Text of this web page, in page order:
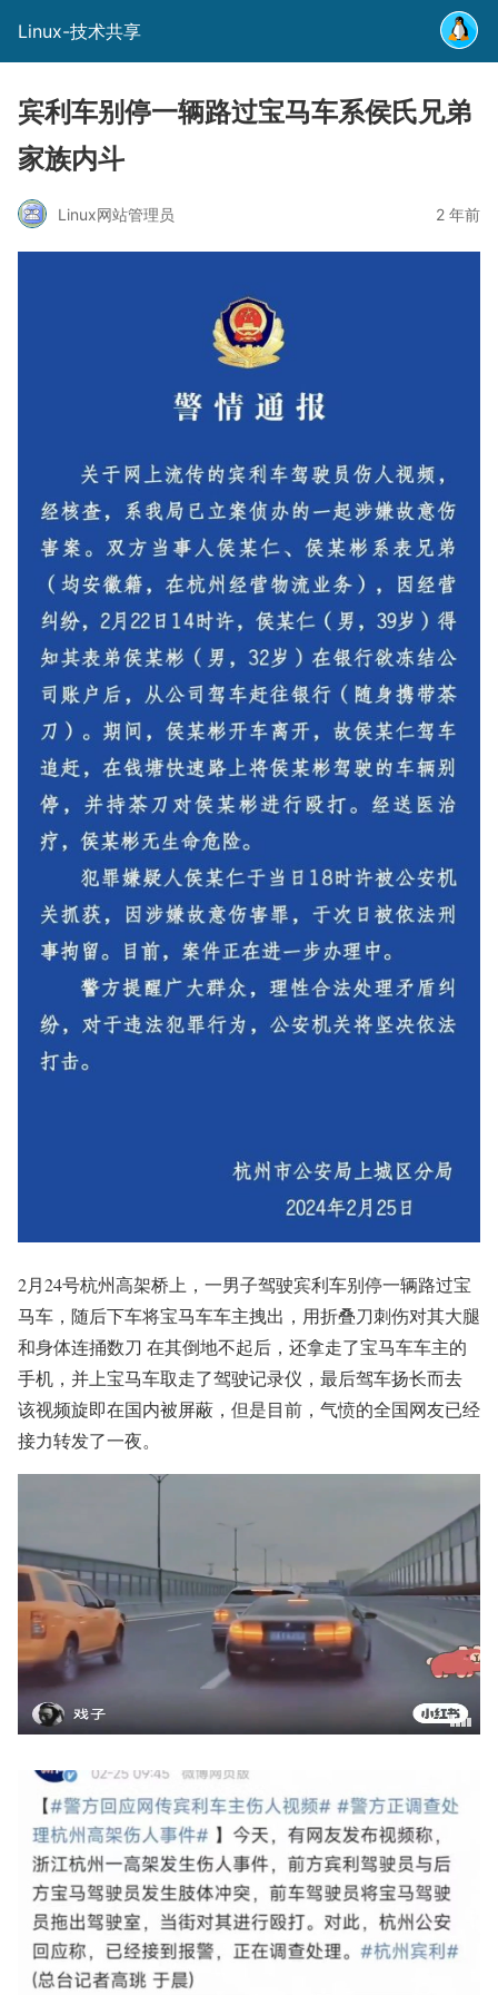
Linux-技术共享
宾利车别停一辆路过宝马车系侯氏兄弟
家族内斗
Linux网站管理员 2 年前
2月24号杭州高架桥上，一男子驾驶宾利车别停一辆路过宝
马车，随后下车将宝马车车主拽出，用折叠刀刺伤对其大腿
和身体连捅数刀 在其倒地不起后，还拿走了宝马车车主的
手机，并上宝马车取走了驾驶记录仪，最后驾车扬长而去
该视频旋即在国内被屏蔽，但是目前，气愤的全国网友已经
接力转发了一夜。